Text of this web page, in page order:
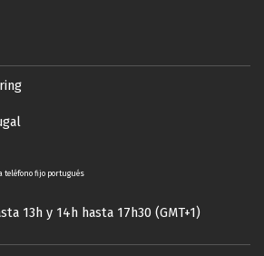
teléfono fijo portugués
13h y 14h hasta 17h30 (GMT+1)